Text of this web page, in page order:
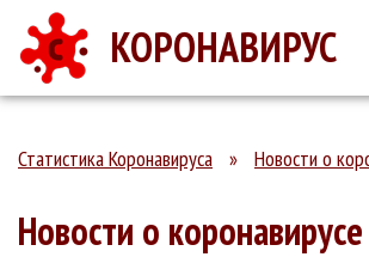
КОРОНАВИРУС
Статистика Коронавируса » Новости о
Новости о коронавирусе